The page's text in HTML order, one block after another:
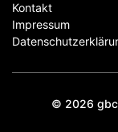
Kontakt
Impressum
© 2026 gbc